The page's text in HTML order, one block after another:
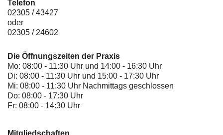
Telefon
02305 / 43427
oder
02305 / 24602
Die Öffnungszeiten der Praxis
Mo: 08:00 - 11:30 Uhr und 14:00 - 16:30 Uhr
Di: 08:00 - 11:30 Uhr und 15:00 - 17:30 Uhr
Mi: 08:00 - 11:30 Uhr Nachmittags geschlossen
Do: 08:00 - 17:30 Uhr
Fr: 08:00 - 14:30 Uhr
Mitgliedschaften